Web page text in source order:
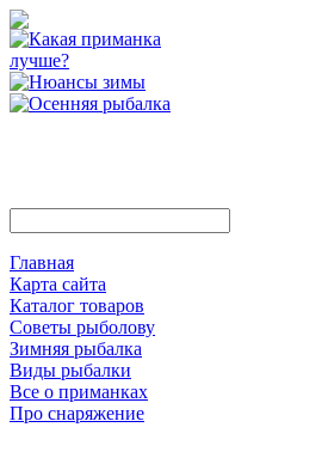
Главная
Карта сайта
Каталог товаров
Советы рыболову
Зимняя рыбалка
Виды рыбалки
Все о приманках
Про снаряжение